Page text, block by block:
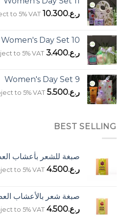
ر.ع.10.300
to 5% VAT
Women's Day Set 10
ر.ع.3.400
to 5% VAT
Women's Day Set 9
ر.ع.5.500
to 5% VAT
BEST SELLING
صبغة للشعر بأعشاب
ر.ع.4.500
to 5% VAT
صبغة شعر بالأعشاب
ر.ع.4.500
to 5% VAT